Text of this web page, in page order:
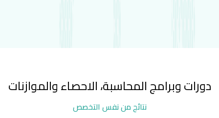
دورات وبرامج المحاسبة، الاحصاء والموازنات
نتائج من نفس التخصص